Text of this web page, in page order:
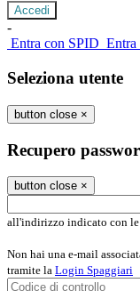
-
Entra con SPID Entra
Seleziona utente
button close ×
Recupero
button close ×
all'indirizzo indicato con le
Non hai una e-mail
tramite la Login Spaggiari